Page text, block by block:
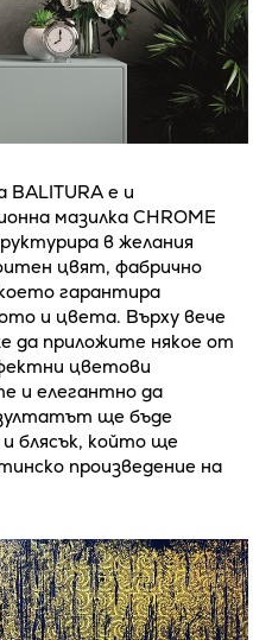
е и
мазилка CHROME
в желания
цвят, фабрично
гарантира
и цвета. Върху вече
да приложите някое от
цветови
и елегантно да
ще бъде
блясък, който ще
произведение на